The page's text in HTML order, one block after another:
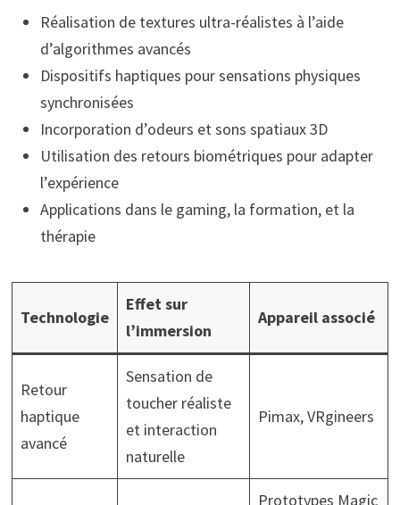
Réalisation de textures ultra-réalistes à l’aide
d’algorithmes avancés
Dispositifs haptiques pour sensations physiques
synchronisées
Incorporation d’odeurs et sons spatiaux 3D
Utilisation des retours biométriques pour adapter
l’expérience
Applications dans le gaming, la formation, et la
thérapie
Technologie
Effet sur
l’immersion
Appareil associé
Retour
haptique
avancé
Sensation de
toucher réaliste
et interaction
naturelle
Pimax, VRgineers
Prototypes Magic